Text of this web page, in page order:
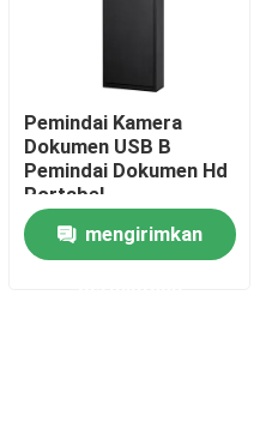
Dalam Satu
Pemindai Kamera
Dokumen USB B
Pemindai Dokumen Hd
Portabel
Berkecepatan Tinggi
Untuk Ruang Kelas
mengirimkan